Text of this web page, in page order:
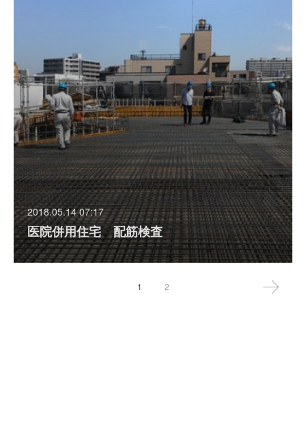
2018.05.14 07:17
医院併用住宅 配筋検査
1 2